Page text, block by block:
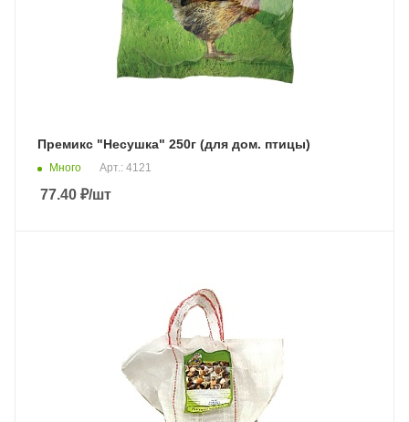
Премикс "Несушка" 250г (для дом. птицы)
Много Арт.: 4121
77.40 ₽/шт